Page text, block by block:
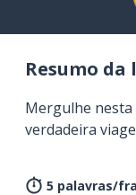
Resumo da
Mergulhe nesta
verdadeira
5 palavras/